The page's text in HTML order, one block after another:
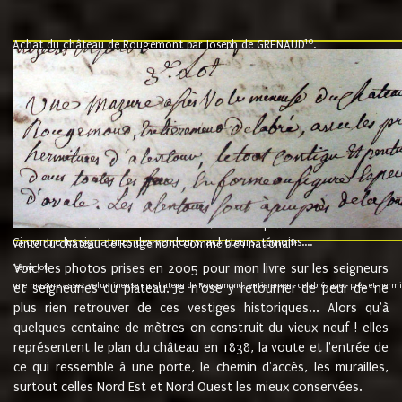
Achat du château de Rougemont par Joseph de GRENAUD10.
"l'an mil six cent soixante treze le ving neuvième jour du mois de
nommé fut présent Messire Claude Guillaume de Moyriat chevalier baron
vend, purement simplement et irrevocablement a monseigneur monsieur
et chavannes conseiller du roy au parlement de Bourgogne, present et
que le dit seigneur Baron de la Vellière a sur ses hommes, indivisables et
de la Velliere tout ainsi et comme le dit seigneur Baron et ses
présent......"
suivent les rentes, donation des terriers, etc... au prix de 880 livre louis
Ci contre les signatures des vendeurs, acheteurs, témoins....
vente du château de Rougemont comme bien national9.
"3ème lot
une mazure assez volumineuse du chateau de Rougemond, entierement delabré, avec près et
Voici les photos prises en 2005 pour mon livre sur les seigneurs
et seigneuries du plateau. Je n'ose y retourner de peur de ne
plus rien retrouver de ces vestiges historiques... Alors qu'à
quelques centaine de mètres on construit du vieux neuf ! elles
représentent le plan du château en 1838, la voute et l'entrée de
ce qui ressemble à une porte, le chemin d'accès, les murailles,
surtout celles Nord Est et Nord Ouest les mieux conservées.